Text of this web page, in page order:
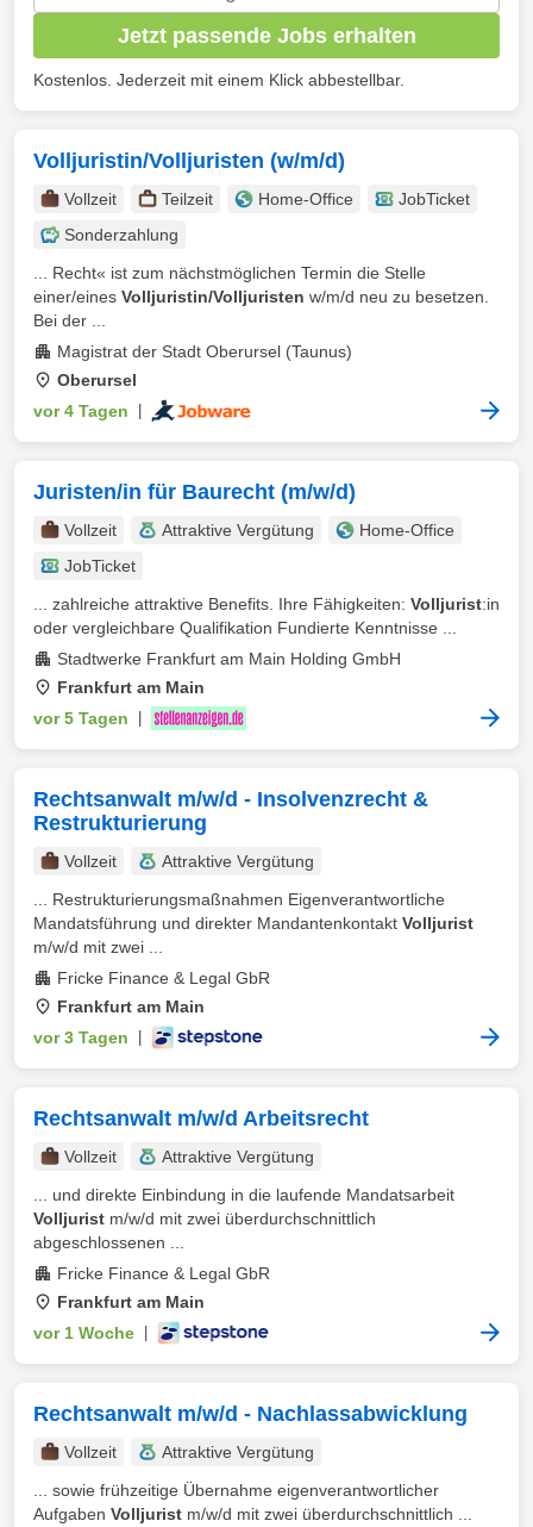
Jetzt passende Jobs erhalten
Kostenlos. Jederzeit mit einem Klick abbestellbar.
Volljuristin/Volljuristen (w/m/d)
Vollzeit Teilzeit Home-Office
JobTicket
Sonderzahlung
... Recht« ist zum nächstmöglichen Termin die Stelle
einer/eines Volljuristin/Volljuristen w/m/d neu zu besetzen.
Bei der ...
Magistrat der Stadt Oberursel (Taunus)
Oberursel
vor 4 Tagen
Juristen/in für Baurecht (m/w/d)
Vollzeit Attraktive Vergütung
Home-Office
JobTicket
... zahlreiche attraktive Benefits. Ihre Fähigkeiten: Volljurist:in
oder vergleichbare Qualifikation Fundierte Kenntnisse ...
Stadtwerke Frankfurt am Main Holding GmbH
Frankfurt am Main
vor 5 Tagen
Rechtsanwalt m/w/d - Insolvenzrecht &
Restrukturierung
Vollzeit
Attraktive Vergütung
... Restrukturierungsmaßnahmen Eigenverantwortliche
Mandatsführung und direkter Mandantenkontakt Volljurist
m/w/d mit zwei ...
Fricke Finance & Legal GbR
Frankfurt am Main
vor 3 Tagen
Rechtsanwalt m/w/d Arbeitsrecht
Vollzeit
Attraktive Vergütung
... und direkte Einbindung in die laufende Mandatsarbeit
Volljurist m/w/d mit zwei überdurchschnittlich
abgeschlossenen ...
Fricke Finance & Legal GbR
Frankfurt am Main
vor 1 Woche
Rechtsanwalt m/w/d - Nachlassabwicklung
Vollzeit
Attraktive Vergütung
... sowie frühzeitige Übernahme eigenverantwortlicher
Aufgaben Volljurist m/w/d mit zwei überdurchschnittlich ...